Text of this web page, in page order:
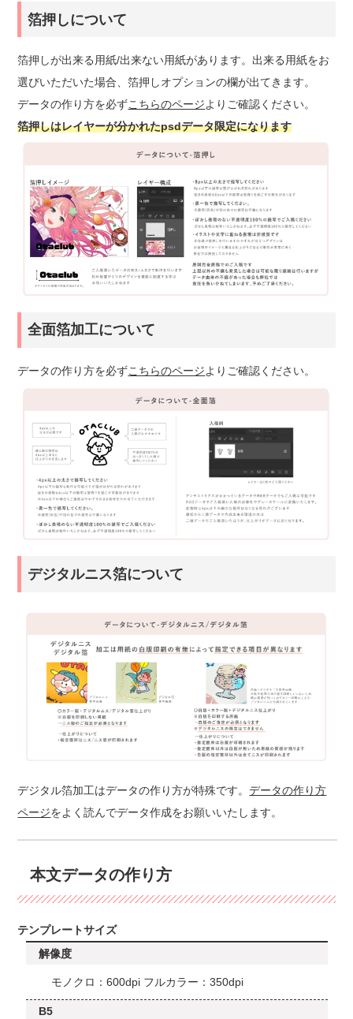
箔押しについて
箔押しが出来る用紙/出来ない用紙があります。出来る用紙をお
選びいただいた場合、箔押しオプションの欄が出てきます。
データの作り方を必ずこちらのページよりご確認ください。
箔押しはレイヤーが分かれたpsdデータ限定になります
全面箔加工について
データの作り方を必ずこちらのページよりご確認ください。
デジタルニス箔について
デジタル箔加工はデータの作り方が特殊です。データの作り方
ページをよく読んでデータ作成をお願いいたします。
本文データの作り方
テンプレートサイズ
解像度
モノクロ：600dpi フルカラー：350dpi
B5